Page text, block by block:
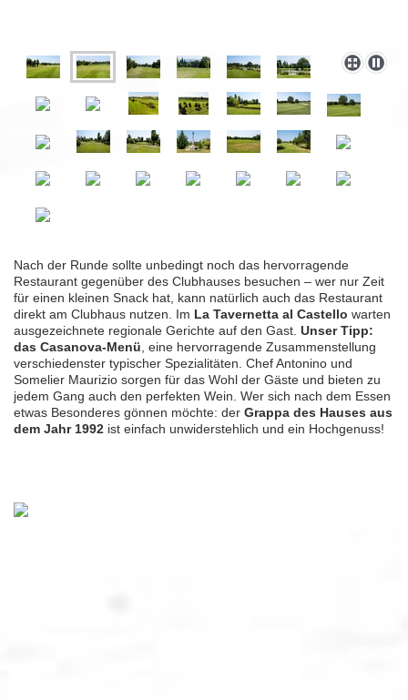
Nach der Runde sollte unbedingt noch das hervorragende
Restaurant gegenüber des Clubhauses besuchen – wer nur Zeit
für einen kleinen Snack hat, kann natürlich auch das Restaurant
direkt am Clubhaus nutzen. Im La Tavernetta al Castello warten
ausgezeichnete regionale Gerichte auf den Gast. Unser Tipp:
das Casanova-Menü , eine hervorragende Zusammenstellung
verschiedenster typischer Spezialitäten. Chef Antonino und
Somelier Maurizio sorgen für das Wohl der Gäste und bieten zu
jedem Gang auch den perfekten Wein. Wer sich nach dem Essen
etwas Besonderes gönnen möchte: der Grappa des Hauses aus
dem Jahr 1992 ist einfach unwiderstehlich und ein Hochgenuss!